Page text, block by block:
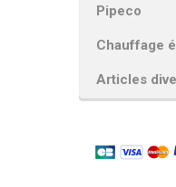
Pipeco
Chauffage
Articles